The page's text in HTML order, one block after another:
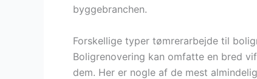
byggebranchen.
Forskellige typer tømrerarbejde til
Boligrenovering kan omfatte en bred
dem. Her er nogle af de mest